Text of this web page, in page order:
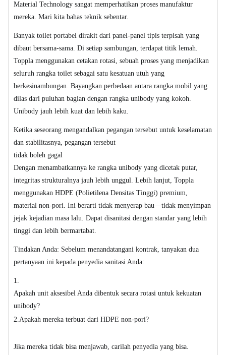
Material Technology sangat memperhatikan proses manufaktur
mereka. Mari kita bahas teknik sebentar.
Banyak toilet portabel dirakit dari panel-panel tipis terpisah yang
dibaut bersama-sama. Di setiap sambungan, terdapat titik lemah.
Toppla menggunakan cetakan rotasi, sebuah proses yang menjadikan
seluruh rangka toilet sebagai satu kesatuan utuh yang
berkesinambungan. Bayangkan perbedaan antara rangka mobil yang
dilas dari puluhan bagian dengan rangka unibody yang kokoh.
Unibody jauh lebih kuat dan lebih kaku.
Ketika seseorang mengandalkan pegangan tersebut untuk keselamatan
dan stabilitasnya, pegangan tersebut
tidak boleh gagal
Dengan menambatkannya ke rangka unibody yang dicetak putar,
integritas strukturalnya jauh lebih unggul. Lebih lanjut, Toppla
menggunakan HDPE (Polietilena Densitas Tinggi) premium,
material non-pori. Ini berarti tidak menyerap bau—tidak menyimpan
jejak kejadian masa lalu. Dapat disanitasi dengan standar yang lebih
tinggi dan lebih bermartabat.
Tindakan Anda: Sebelum menandatangani kontrak, tanyakan dua
pertanyaan ini kepada penyedia sanitasi Anda:
1.
Apakah unit aksesibel Anda dibentuk secara rotasi untuk kekuatan
unibody?
2.Apakah mereka terbuat dari HDPE non-pori?
Jika mereka tidak bisa menjawab, carilah penyedia yang bisa.